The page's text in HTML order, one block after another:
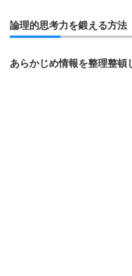
論理的思考力を鍛える方法
あらかじめ情報を整理整頓